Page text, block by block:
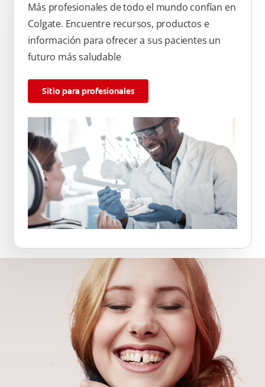
Más profesionales de todo el mundo confían en
Colgate. Encuentre recursos, productos e
información para ofrecer a sus pacientes un
futuro más saludable
Sitio para profesionales